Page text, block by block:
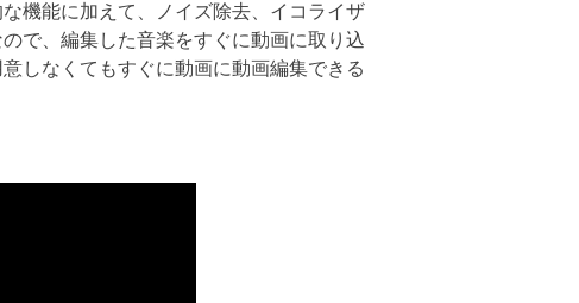
機能に加えて、ノイズ除去、イコライザ
で、編集した音楽をすぐに動画に取り込
しなくてもすぐに動画に動画編集できる